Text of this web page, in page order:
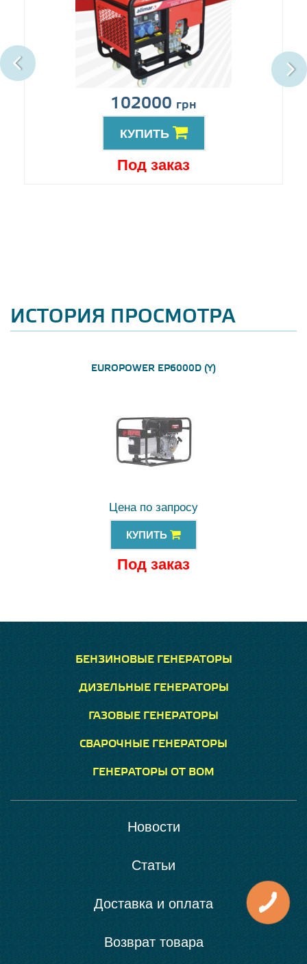
102000 грн
КУПИТЬ
Под заказ
ИСТОРИЯ ПРОСМОТРА
EUROPOWER EP6000D (Y)
Цена по запросу
КУПИТЬ
Под заказ
БЕНЗИНОВЫЕ ГЕНЕРАТОРЫ
ДИЗЕЛЬНЫЕ ГЕНЕРАТОРЫ
ГАЗОВЫЕ ГЕНЕРАТОРЫ
СВАРОЧНЫЕ ГЕНЕРАТОРЫ
ГЕНЕРАТОРЫ ОТ ВОМ
Новости
Статьи
Доставка и оплата
Возврат товара